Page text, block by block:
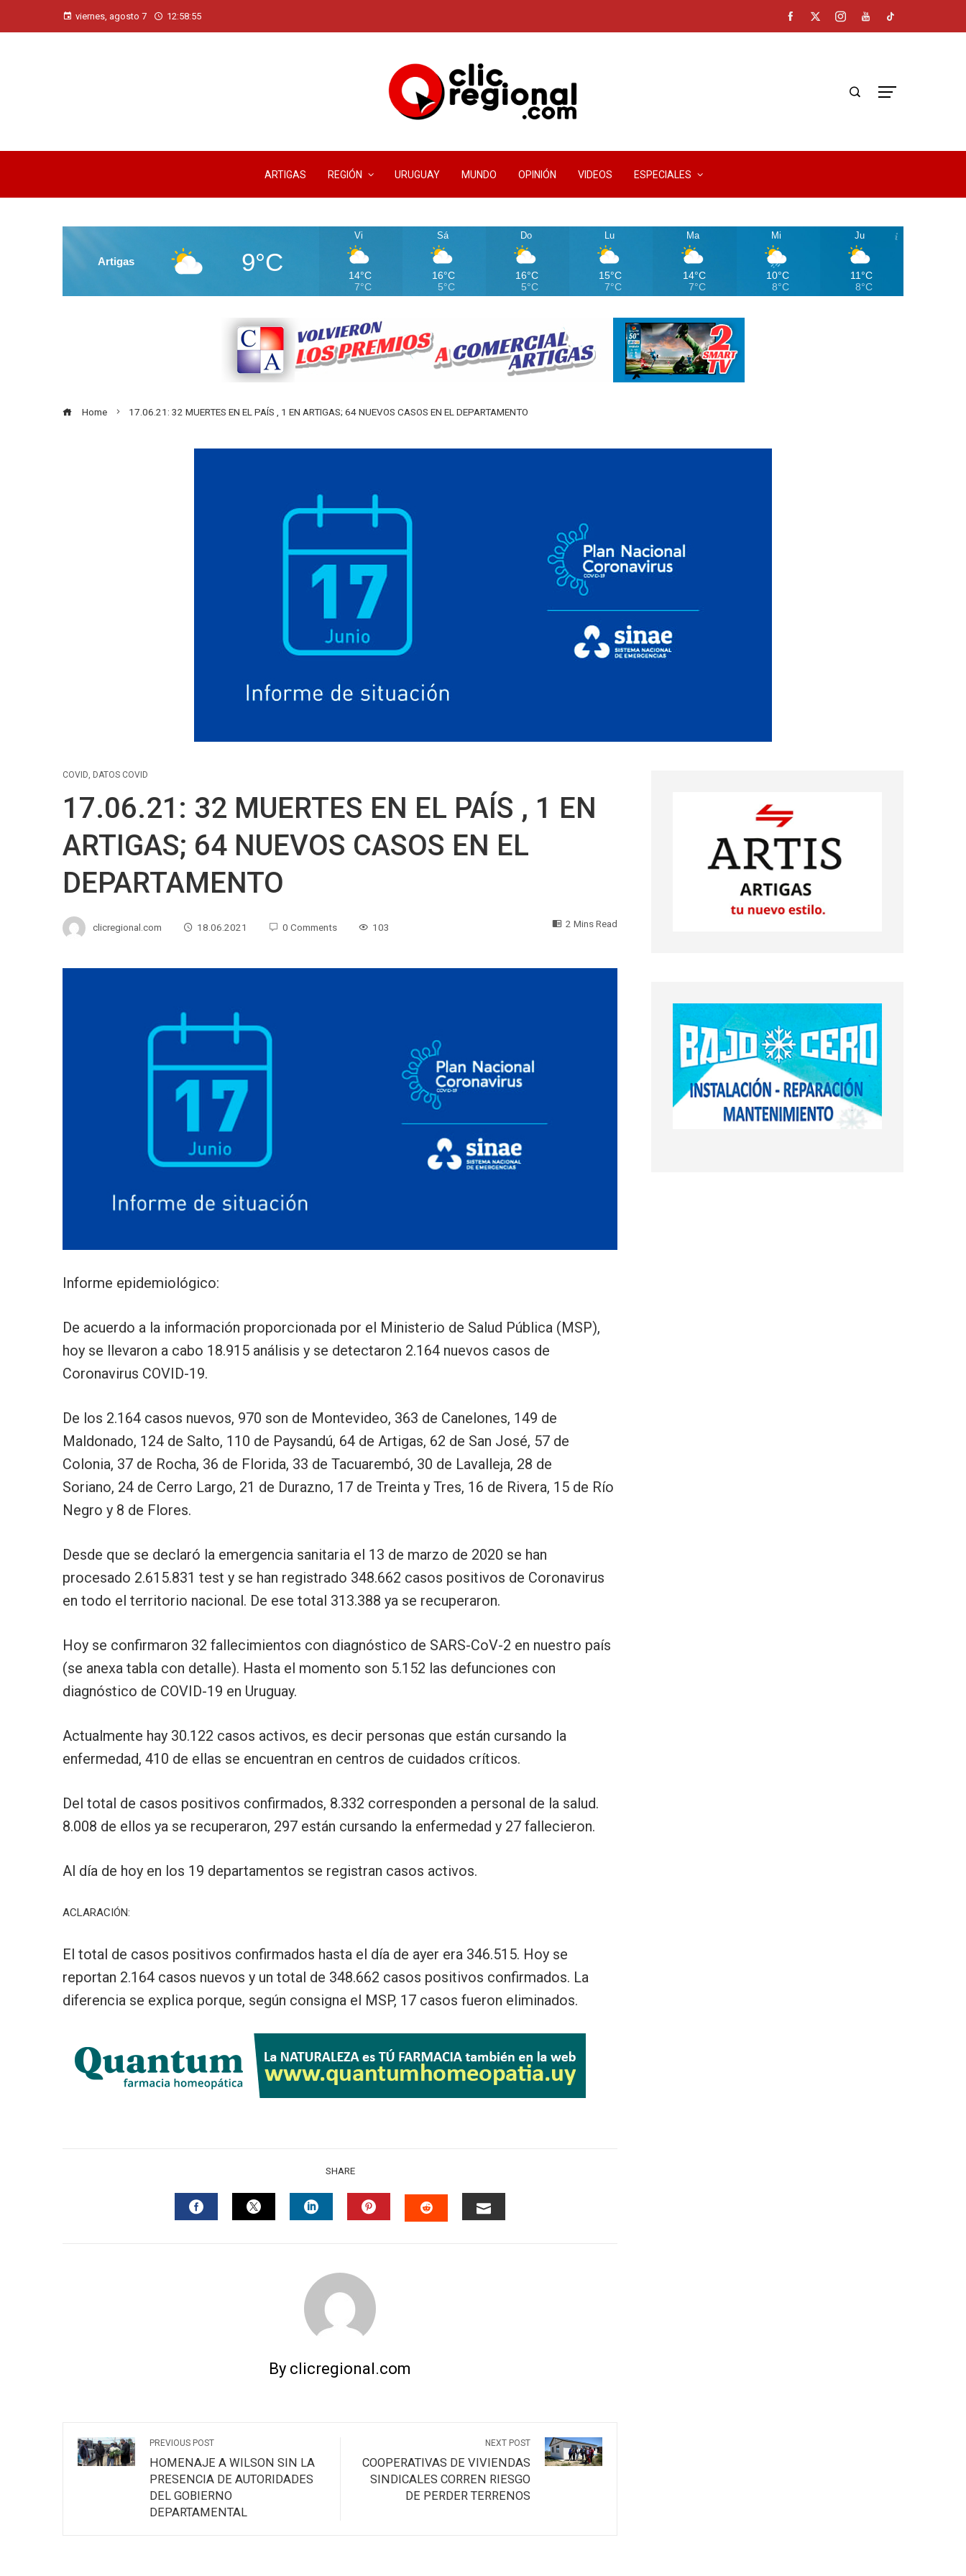
viernes, agosto 7 12:58:56
ARTIGAS REGIÓN URUGUAY MUNDO OPINIÓN VIDEOS ESPECIALES
Artigas 9°C
Vi
14°C
7°C
Sá
16°C
5°C
Do
16°C
5°C
Lu
15°C
7°C
Ma
14°C
7°C
Mi
10°C
8°C
Ju
11°C
8°C
Home 17.06.21: 32 MUERTES EN EL PAÍS , 1 EN ARTIGAS; 64 NUEVOS CASOS EN EL DEPARTAMENTO
COVID, DATOS COVID
17.06.21: 32 MUERTES EN EL PAÍS , 1 EN
ARTIGAS; 64 NUEVOS CASOS EN EL
DEPARTAMENTO
clicregional.com 18.06.2021 0 Comments 103 2 Mins Read
Informe epidemiológico:
De acuerdo a la información proporcionada por el Ministerio de Salud Pública (MSP),
hoy se llevaron a cabo 18.915 análisis y se detectaron 2.164 nuevos casos de
Coronavirus COVID-19.
De los 2.164 casos nuevos, 970 son de Montevideo, 363 de Canelones, 149 de
Maldonado, 124 de Salto, 110 de Paysandú, 64 de Artigas, 62 de San José, 57 de
Colonia, 37 de Rocha, 36 de Florida, 33 de Tacuarembó, 30 de Lavalleja, 28 de
Soriano, 24 de Cerro Largo, 21 de Durazno, 17 de Treinta y Tres, 16 de Rivera, 15 de Río
Negro y 8 de Flores.
Desde que se declaró la emergencia sanitaria el 13 de marzo de 2020 se han
procesado 2.615.831 test y se han registrado 348.662 casos positivos de Coronavirus
en todo el territorio nacional. De ese total 313.388 ya se recuperaron.
Hoy se confirmaron 32 fallecimientos con diagnóstico de SARS-CoV-2 en nuestro país
(se anexa tabla con detalle). Hasta el momento son 5.152 las defunciones con
diagnóstico de COVID-19 en Uruguay.
Actualmente hay 30.122 casos activos, es decir personas que están cursando la
enfermedad, 410 de ellas se encuentran en centros de cuidados críticos.
Del total de casos positivos confirmados, 8.332 corresponden a personal de la salud.
8.008 de ellos ya se recuperaron, 297 están cursando la enfermedad y 27 fallecieron.
Al día de hoy en los 19 departamentos se registran casos activos.
ACLARACIÓN:
El total de casos positivos confirmados hasta el día de ayer era 346.515. Hoy se
reportan 2.164 casos nuevos y un total de 348.662 casos positivos confirmados. La
diferencia se explica porque, según consigna el MSP, 17 casos fueron eliminados.
SHARE
By clicregional.com
PREVIOUS POST
HOMENAJE A WILSON SIN LA
PRESENCIA DE AUTORIDADES
DEL GOBIERNO
DEPARTAMENTAL
NEXT POST
COOPERATIVAS DE VIVIENDAS
SINDICALES CORREN RIESGO
DE PERDER TERRENOS